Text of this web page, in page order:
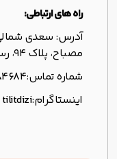
راه های ارتباطی:
آدرس: سعدی
مصباح، پلاک ۹۴، رستوران تیلیت
شماره تماس:
اینستاگرام:tilitdizi